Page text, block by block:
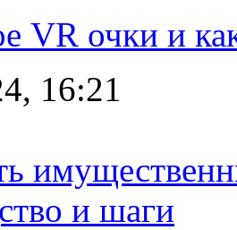
VR очки и
16:21
и шаги